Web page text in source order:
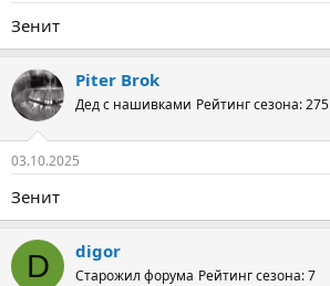
Зенит
Piter Brok
Дед с нашивками Рейтинг сезона: 275
03.10.2025
Зенит
D digor
Старожил форума Рейтинг сезона: 7